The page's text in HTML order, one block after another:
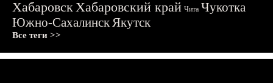
ХабаровскХабаровский край Чита Чукотка
Южно-СахалинскЯкутск
Все теги >>